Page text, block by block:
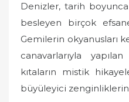
t
Denizler, tarih
besleyen birçok
Gemilerin okyanusları
canavarlarıyla
kıtaların mistik
büyüleyici zenginliklerini